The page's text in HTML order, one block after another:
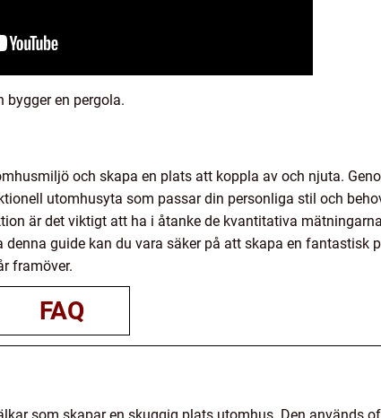
bygger en pergola.
och skapa en plats att koppla av och njuta.
utomhusyta som passar din personliga stil och
är det viktigt att ha i åtanke de kvantitativa
guide kan du vara säker på att skapa en fantastisk
framöver.
FAQ